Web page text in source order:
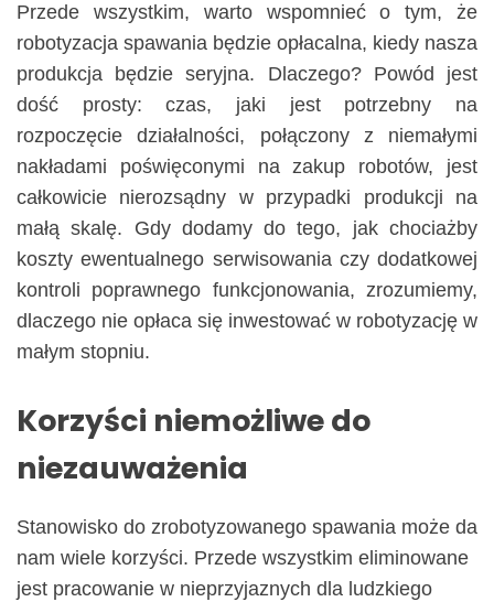
Przede wszystkim, warto wspomnieć o tym, że
robotyzacja spawania będzie opłacalna, kiedy nasza
produkcja będzie seryjna. Dlaczego? Powód jest
dość prosty: czas, jaki jest potrzebny na
rozpoczęcie działalności, połączony z niemałymi
nakładami poświęconymi na zakup robotów, jest
całkowicie nierozsądny w przypadki produkcji na
małą skalę. Gdy dodamy do tego, jak chociażby
koszty ewentualnego serwisowania czy dodatkowej
kontroli poprawnego funkcjonowania, zrozumiemy,
dlaczego nie opłaca się inwestować w robotyzację w
małym stopniu.
Korzyści niemożliwe do
niezauważenia
Stanowisko do zrobotyzowanego spawania może da
nam wiele korzyści. Przede wszystkim eliminowane
jest pracowanie w nieprzyjaznych dla ludzkiego